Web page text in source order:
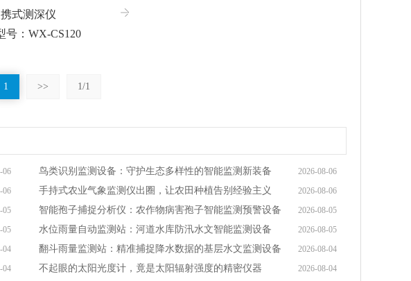
式测深仪
号：WX-CS120
1 >> 1/1
06 2026-08-06
鸟类识别监测设备：守护生态多样性的智能监测新装备
06 2026-08-06
手持式农业气象监测仪出圈，让农田种植告别经验主义
05 2026-08-05
智能孢子捕捉分析仪：农作物病害孢子智能监测预警设备
05 2026-08-05
水位雨量自动监测站：河道水库防汛水文智能监测设备
04 2026-08-04
翻斗雨量监测站：精准捕捉降水数据的基层水文监测设备
04 2026-08-04
不起眼的太阳光度计，竟是太阳辐射强度的精密仪器